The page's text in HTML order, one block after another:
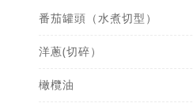
番茄罐頭（水煮切型）
洋蔥(切碎）
橄欖油